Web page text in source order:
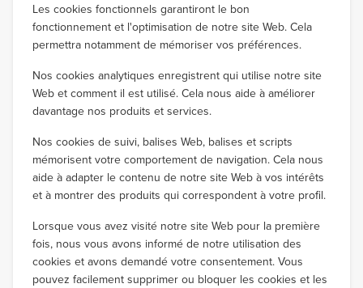
Les cookies fonctionnels garantiront le bon
fonctionnement et l'optimisation de notre site Web. Cela
permettra notamment de mémoriser vos préférences.
Nos cookies analytiques enregistrent qui utilise notre site
Web et comment il est utilisé. Cela nous aide à améliorer
davantage nos produits et services.
Nos cookies de suivi, balises Web, balises et scripts
mémorisent votre comportement de navigation. Cela nous
aide à adapter le contenu de notre site Web à vos intérêts
et à montrer des produits qui correspondent à votre profil.
Lorsque vous avez visité notre site Web pour la première
fois, nous vous avons informé de notre utilisation des
cookies et avons demandé votre consentement. Vous
pouvez facilement supprimer ou bloquer les cookies et les